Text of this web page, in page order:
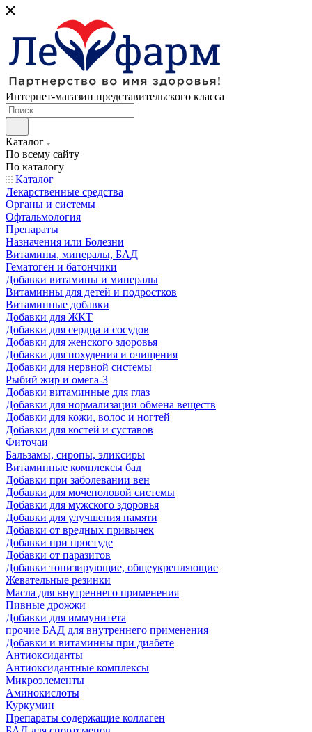
Интернет-магазин представительского класса
Каталог
По всему сайту
По каталогу
Каталог
Лекарственные средства
Органы и системы
Офтальмология
Препараты
Назначения или Болезни
Витамины, минералы, БАД
Гематоген и батончики
Добавки витамины и минералы
Витаминны для детей и подростков
Витаминные добавки
Добавки для ЖКТ
Добавки для сердца и сосудов
Добавки для женского здоровья
Добавки для похудения и очищения
Добавки для нервной системы
Рыбий жир и омега-3
Добавки витаминные для глаз
Добавки для нормализации обмена веществ
Добавки для кожи, волос и ногтей
Добавки для костей и суставов
Фиточаи
Бальзамы, сиропы, эликсиры
Витаминные комплексы бад
Добавки при заболевании вен
Добавки для мочеполовой системы
Добавки для мужского здоровья
Добавки для улучшения памяти
Добавки от вредных привычек
Добавки при простуде
Добавки от паразитов
Добавки тонизирующие, общеукрепляющие
Жевательные резинки
Масла для внутреннего применения
Пивные дрожжи
Добавки для иммунитета
прочие БАД для внутреннего применения
Добавки и витаминны при диабете
Антиоксиданты
Антиоксидантные комплексы
Микроэлементы
Аминокислоты
Куркумин
Препараты содержащие коллаген